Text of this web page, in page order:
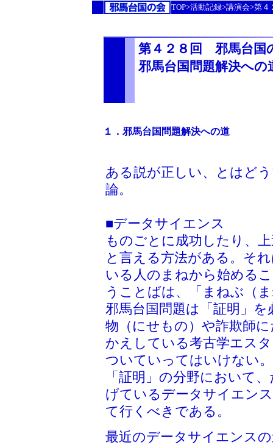
TOP>活動記録>講演会>第４
第４２８回 邪馬台国
邪馬台国問題解決への
１．邪馬台国問題解決への道
ある説が正しい、とはど
論。
■データサイエンス
ものごとに成功したり、
と言える方法がある。そ
いる人のまねから始める
うことばは、「まねぶ（
邪馬台国問題は「証明」
物（にせもの）や詐欺師
かえしている考古学エス
ついていってはいけない。
「証明」の分野において
げているデータサイエン
て行くべきである。
最近のデータサイエンス